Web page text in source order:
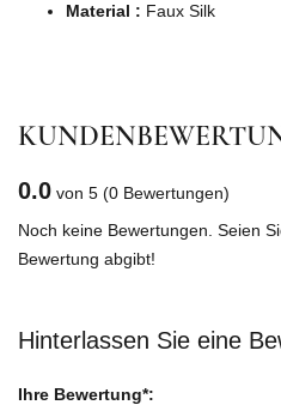
Material : Faux Silk
0.0 von 5 (0 Bewertungen)
Noch keine Bewertungen. Seien
Bewertung abgibt!
Hinterlassen Sie eine
Ihre Bewertung*: